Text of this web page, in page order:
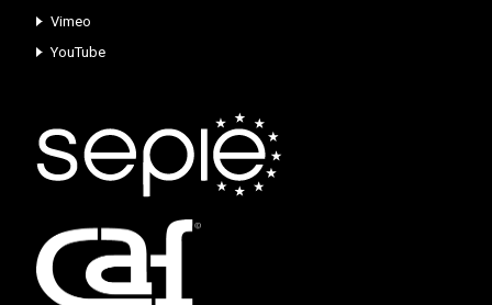
Vimeo
YouTube